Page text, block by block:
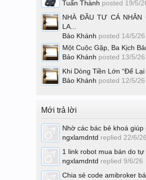
Tuấn Thành posted 19/5/
NHÀ ĐẦU TƯ CÁ NHÂN
LA...
Bảo Khánh posted 14/5/26
Một Cuộc Gặp, Ba Kịch
Bảo Khánh posted 13/5/26
Khi Dòng Tiền Lớn “Để Lại
Bảo Khánh posted 12/5/26
Mới trả lời
Nhờ các bác bẻ khoá giúp
ngxlamdntd replied 22/6/26
1 link robot mua bán do tự
ngxlamdntd replied 9/6/26
Chia sẻ code amibroker